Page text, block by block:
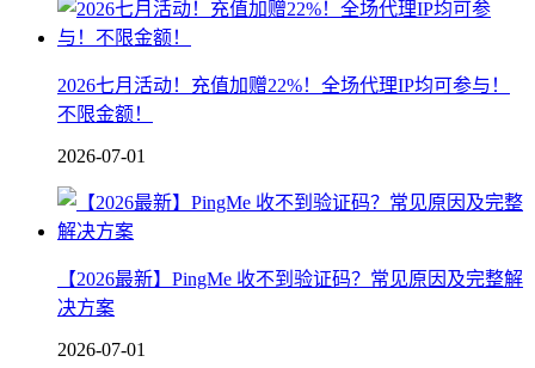
2026七月活动！充值加赠22%！全场代理IP均可参与！
不限金额！
2026-07-01
【2026最新】PingMe 收不到验证码？常见原因及完整解
决方案
2026-07-01